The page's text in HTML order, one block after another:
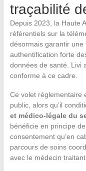
traçabilité
Depuis 2023, la Haute
référentiels sur la
désormais garantir une
authentification forte
données de santé. Livi
conforme à ce cadre.
Ce volet réglementaire
public, alors qu’il
et médico-légale du
bénéficie en principe
consentement qu’en
parcours de soins
avec le médecin traitant.